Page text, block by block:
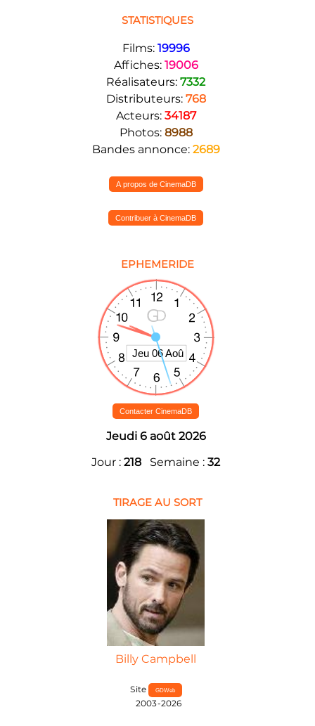
STATISTIQUES
Films: 19996
Affiches: 19006
Réalisateurs: 7332
Distributeurs: 768
Acteurs: 34187
Photos: 8988
Bandes annonce: 2689
A propos de CinemaDB
Contribuer à CinemaDB
EPHEMERIDE
Contacter CinemaDB
Jeudi 6 août 2026
Jour : 218 Semaine : 32
TIRAGE AU SORT
Billy Campbell
Site GDWeb
2003-2026